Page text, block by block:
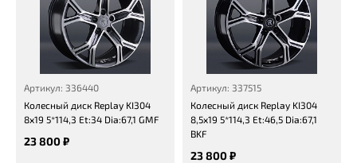
Артикул: 336440
Колесный диск Replay KI304
8x19 5*114,3 Et:34 Dia:67,1 GMF
23 800 ₽
Артикул: 337515
Колесный диск Replay KI304
8,5x19 5*114,3 Et:46,5 Dia:67,1
BKF
23 800 ₽